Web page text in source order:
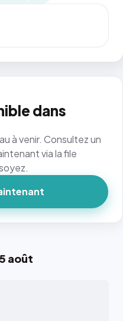
août
dans
à venir. Consultez un
via la file